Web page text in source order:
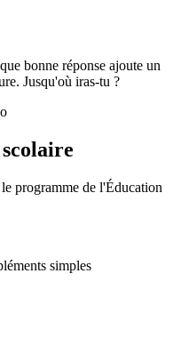
bonne réponse ajoute un
Jusqu'où iras-tu ?
programme de l'Éducation
simples